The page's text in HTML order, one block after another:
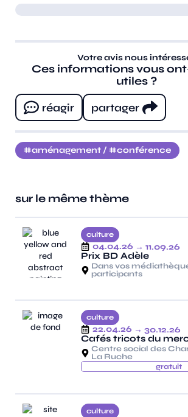
Votre avis nous
Ces informations vous
utiles ?
réagir
partager
aménagement / conférence
sur le même thème
culture
04.04.26 → 11.09.26
Prix BD Adèle
Dans vos
participants
culture
22.04.26 → 30.12.26
Cafés tricots du
Centre social des
La Ruche
gratuit
culture